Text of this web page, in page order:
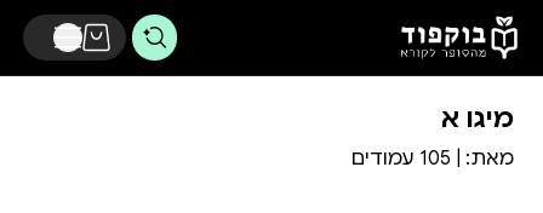
דלג לתוכן הראשי
מיגו א
מאת: